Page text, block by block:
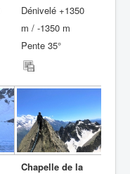
Dénivelé +1350
m / -1350 m
Pente 35°
Chapelle de la